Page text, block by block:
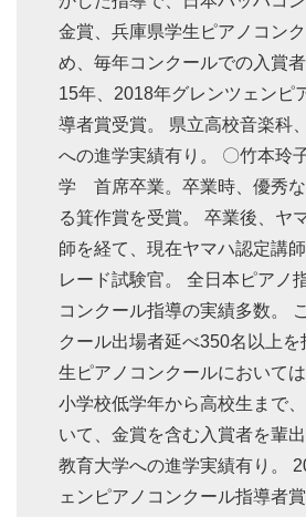
金賞、兵庫県学生ピアノコン
め、毎年コンクールでの入賞
15年、2018年グレンツェンピ
導者賞受賞。 県立高校音楽科
への進学実績有り。 〇竹本玲
学 首席卒業。卒業時、優秀
る箕作賞を受賞。 卒業後、ヤ
師を経て、現在ヤマハ認定講
レード試験官。 全日本ピアノ
コンクール指導の実績多数。
クール出場者延べ350名以上を
生ピアノコンクールにおいては
小学校低学年から高校生まで
いて、金賞を含む入賞者を輩
教育大学への進学実績有り。
ェンピアノコンクール指導者